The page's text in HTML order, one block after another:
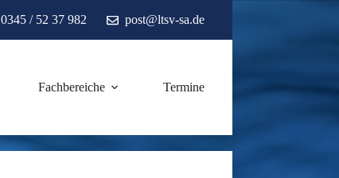
0345 / 52 37 982 post@ltsv-sa.de
Fachbereiche Termine